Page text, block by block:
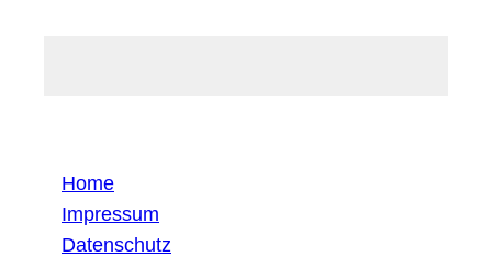
Home
Impressum
Datenschutz